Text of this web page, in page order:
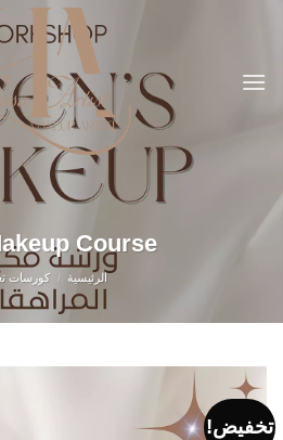
Course
الرئيسية / كورسات
تخفيض!